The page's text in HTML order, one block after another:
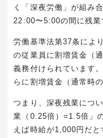
く「深夜労働」が組み
22:00〜5:00の間に残業
労働基準法第37条によ
の従業員に割増賃金（
義務付けられています
らに割増賃金（通常時の
つまり、深夜残業につ
業（ 0.25倍）= 1.5倍」
えば時給が1,000 円だ